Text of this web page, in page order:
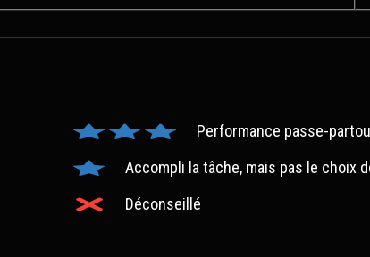
Performance passe-
Accompli la tâche, mais pas le choix
Déconseillé